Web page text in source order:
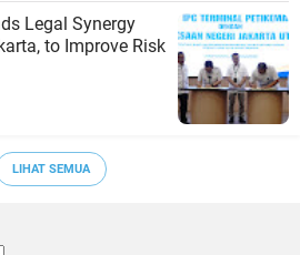
Legal Synergy
to Improve Risk
LIHAT SEMUA